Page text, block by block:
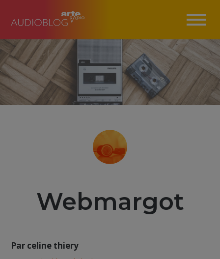
Webmargot
Par celine thiery